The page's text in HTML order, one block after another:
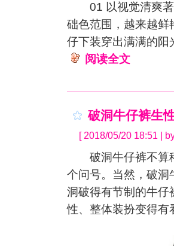
01 以视觉清爽著
础色范围，越来越鲜
仔下装穿出满满的阳
阅读全文
破洞牛仔裤生
[ 2018/05/20 18:51 |
破洞牛仔裤不算稀
个问号。当然，破洞
洞破得有节制的牛仔
性、整体装扮变得有